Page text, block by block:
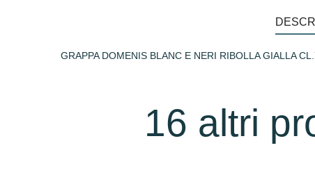
GRAPPA DOMENIS BLANC E NERI RIBOLLA GIALLA
16 altri